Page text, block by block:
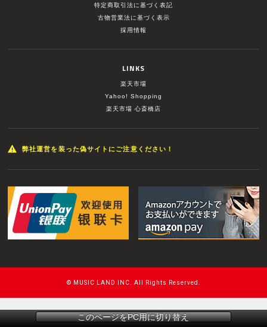
特定商取引法に基づく表記
古物営業法に基づく表示
採用情報
LINKS
楽天市場
Yahoo! Shopping
楽天市場 心斎橋店
弊社運営を装った偽サイトにご注意ください！
© MUSIC LAND INC. All Rights Reserved.
このページをPC用に切り替え